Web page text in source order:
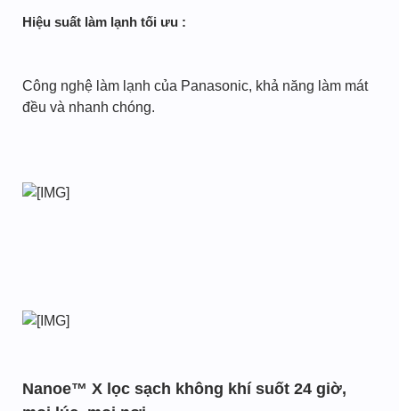
Hiệu suất làm lạnh tối ưu :
Công nghệ làm lạnh của Panasonic, khả năng làm mát
đều và nhanh chóng.
Nanoe™ X lọc sạch không khí suốt 24 giờ,